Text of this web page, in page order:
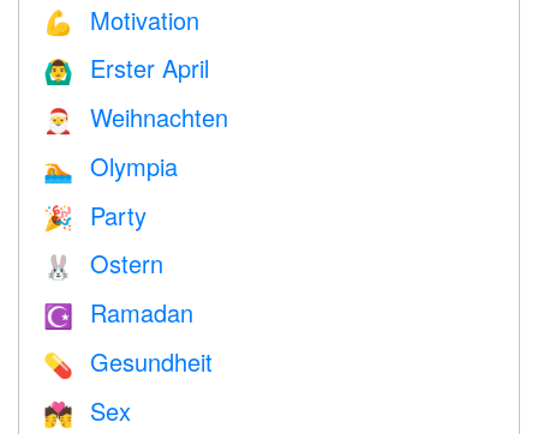
💪 Motivation
🙆‍♂️ Erster April
🎅 Weihnachten
🏊 Olympia
🎉 Party
🐰 Ostern
☪️ Ramadan
💊 Gesundheit
💏 Sex